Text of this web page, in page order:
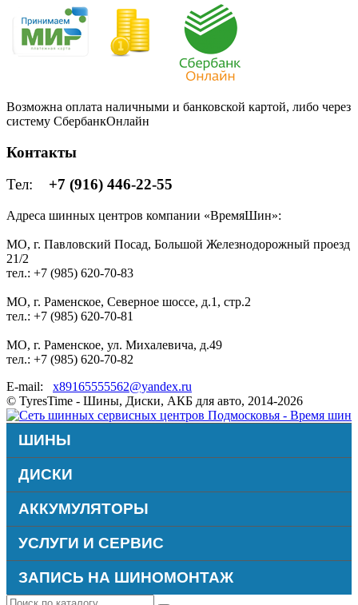
Возможна оплата наличными и банковской картой, либо через
систему СбербанкОнлайн
Контакты
Тел: +7 (916) 446-22-55
Адреса шинных центров компании «ВремяШин»:
МО, г. Павловский Посад, Большой Железнодорожный проезд
21/2
тел.: +7 (985) 620-70-83
МО, г. Раменское, Северное шоссе, д.1, стр.2
тел.: +7 (985) 620-70-81
МО, г. Раменское, ул. Михалевича, д.49
тел.: +7 (985) 620-70-82
E-mail: x89165555562@yandex.ru
© TyresTime - Шины, Диски, АКБ для авто, 2014-2026
ШИНЫ
ДИСКИ
АККУМУЛЯТОРЫ
УСЛУГИ И СЕРВИС
ЗАПИСЬ НА ШИНОМОНТАЖ